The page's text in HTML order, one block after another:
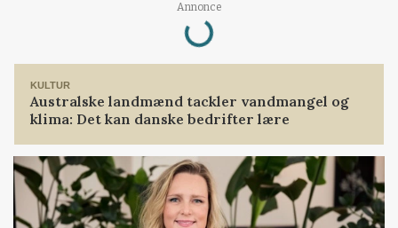
Annonce
Loading...
KULTUR
Australske landmænd tackler vandmangel og
klima: Det kan danske bedrifter lære